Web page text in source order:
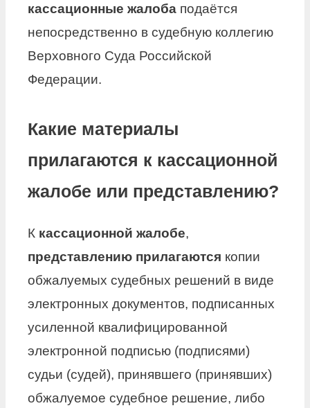
кассационные жалоба подаётся
непосредственно в судебную коллегию
Верховного Суда Российской
Федерации.
Какие материалы
прилагаются к кассационной
жалобе или представлению?
К кассационной жалобе,
представлению прилагаются копии
обжалуемых судебных решений в виде
электронных документов, подписанных
усиленной квалифицированной
электронной подписью (подписями)
судьи (судей), принявшего (принявших)
обжалуемое судебное решение, либо